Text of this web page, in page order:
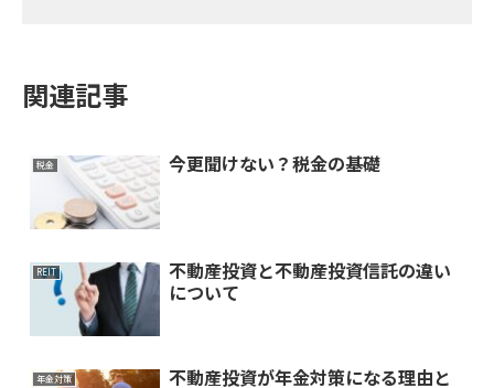
関連記事
税金 今更聞けない？税金の基礎
REIT
不動産投資と不動産投資信託の違い
について
年金対策
不動産投資が年金対策になる理由と